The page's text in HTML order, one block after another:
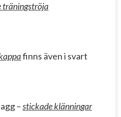
träningströja
finns även i svart
–stickade klänningar